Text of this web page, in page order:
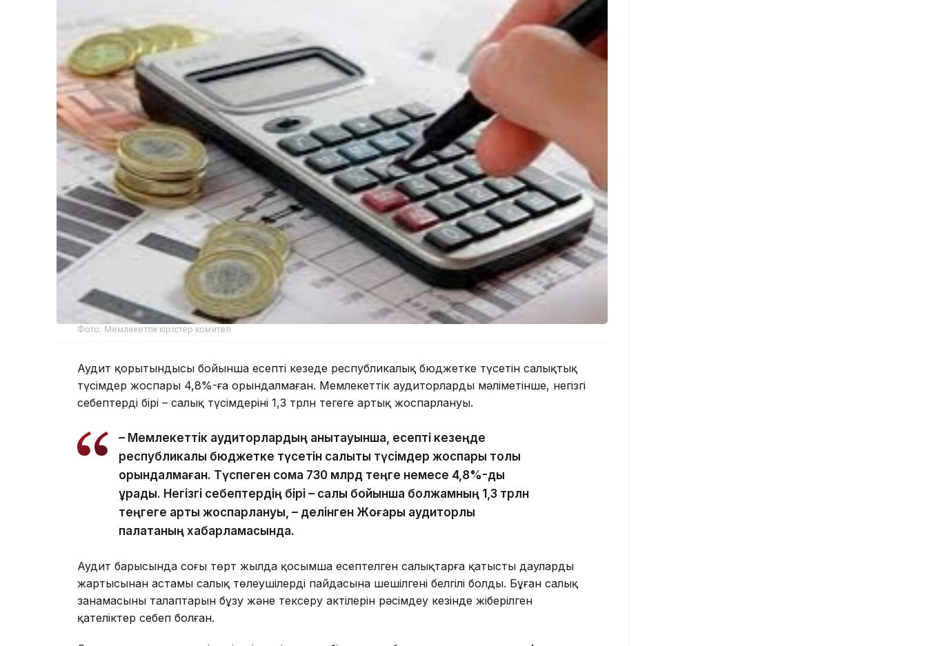
Фото: Мемлекеттік кірістер комитеті
Аудит қорытындысы бойынша есепті кезеңде республикалық бюджетке түсетін салықтық
түсімдер жоспары 4,8%-ға орындалмаған. Мемлекеттік аудиторлардың мәліметінше, негізгі
себептердің бірі – салық түсімдерінің 1,3 трлн теңгеге артық жоспарлануы.
– Мемлекеттік аудиторлардың анықтауынша, есепті кезеңде
республикалық бюджетке түсетін салықтық түсімдер жоспары толық
орындалмаған. Түспеген сома 730 млрд теңге немесе 4,8%-ды
құрады. Негізгі себептердің бірі – салық бойынша болжамның 1,3 трлн
теңгеге артық жоспарлануы, – делінген Жоғары аудиторлық
палатаның хабарламасында.
Аудит барысында соңғы төрт жылда қосымша есептелген салықтарға қатысты даулардың
жартысынан астамы салық төлеушілердің пайдасына шешілгені белгілі болды. Бұған салық
заңнамасының талаптарын бұзу және тексеру актілерін рәсімдеу кезінде жіберілген
қателіктер себеп болған.